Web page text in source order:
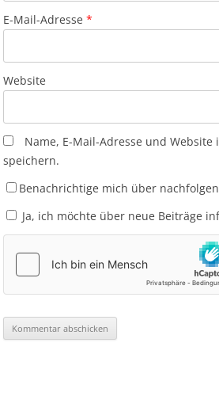
E-Mail-Adresse *
Website
Name, E-Mail-Adresse und
speichern.
Benachrichtige mich über
Ja, ich möchte über neue Beiträge